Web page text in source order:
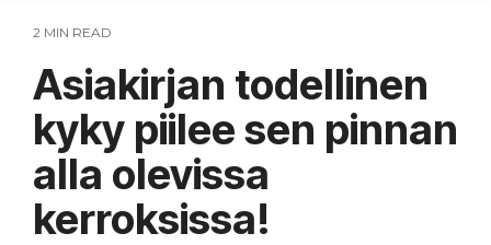
2 MIN READ
Asiakirjan todellinen
kyky piilee sen pinnan
alla olevissa
kerroksissa!